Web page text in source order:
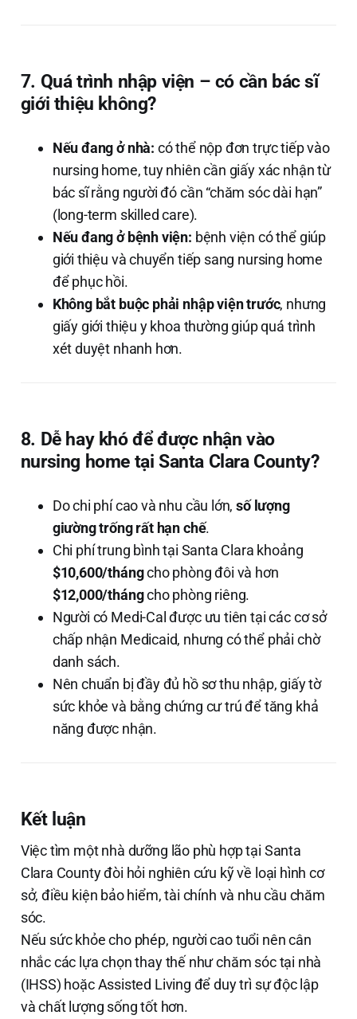
7. Quá trình nhập viện – có cần bác sĩ
giới thiệu không?
Nếu đang ở nhà: có thể nộp đơn trực tiếp vào
nursing home, tuy nhiên cần giấy xác nhận từ
bác sĩ rằng người đó cần “chăm sóc dài hạn”
(long-term skilled care).
Nếu đang ở bệnh viện: bệnh viện có thể giúp
giới thiệu và chuyển tiếp sang nursing home
để phục hồi.
Không bắt buộc phải nhập viện trước, nhưng
giấy giới thiệu y khoa thường giúp quá trình
xét duyệt nhanh hơn.
8. Dễ hay khó để được nhận vào
nursing home tại Santa Clara County?
Do chi phí cao và nhu cầu lớn,số lượng
giường trống rất hạn chế.
Chi phí trung bình tại Santa Clara khoảng
$10,600/thángcho phòng đôi và hơn
$12,000/thángcho phòng riêng.
Người có Medi-Cal được ưu tiên tại các cơ sở
chấp nhận Medicaid, nhưng có thể phải chờ
danh sách.
Nên chuẩn bị đầy đủ hồ sơ thu nhập, giấy tờ
sức khỏe và bằng chứng cư trú để tăng khả
năng được nhận.
Kết luận
Việc tìm một nhà dưỡng lão phù hợp tại Santa
Clara County đòi hỏi nghiên cứu kỹ về loại hình cơ
sở, điều kiện bảo hiểm, tài chính và nhu cầu chăm
sóc.
Nếu sức khỏe cho phép, người cao tuổi nên cân
nhắc các lựa chọn thay thế như chăm sóc tại nhà
(IHSS) hoặc Assisted Living để duy trì sự độc lập
và chất lượng sống tốt hơn.